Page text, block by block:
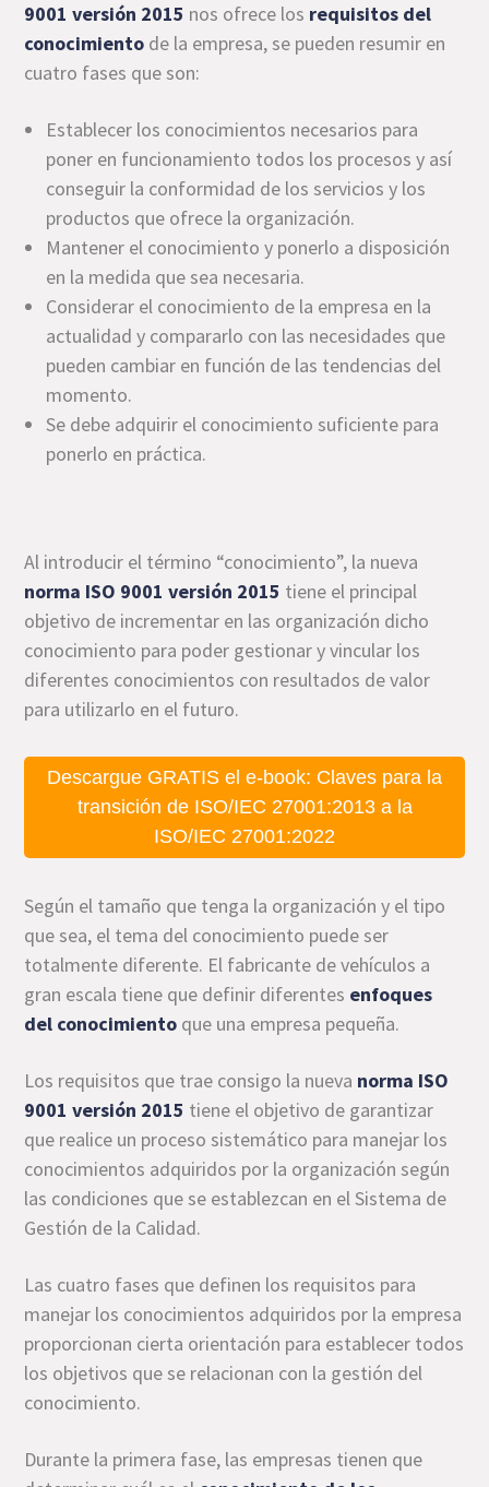
9001 versión 2015 nos ofrece los requisitos del
conocimiento de la empresa, se pueden resumir en
cuatro fases que son:
Establecer los conocimientos necesarios para
poner en funcionamiento todos los procesos y así
conseguir la conformidad de los servicios y los
productos que ofrece la organización.
Mantener el conocimiento y ponerlo a disposición
en la medida que sea necesaria.
Considerar el conocimiento de la empresa en la
actualidad y compararlo con las necesidades que
pueden cambiar en función de las tendencias del
momento.
Se debe adquirir el conocimiento suficiente para
ponerlo en práctica.
Al introducir el término “conocimiento”, la nueva
norma ISO 9001 versión 2015 tiene el principal
objetivo de incrementar en las organización dicho
conocimiento para poder gestionar y vincular los
diferentes conocimientos con resultados de valor
para utilizarlo en el futuro.
Descargue GRATIS el e-book: Claves para la
transición de ISO/IEC 27001:2013 a la
ISO/IEC 27001:2022
Según el tamaño que tenga la organización y el tipo
que sea, el tema del conocimiento puede ser
totalmente diferente. El fabricante de vehículos a
gran escala tiene que definir diferentes enfoques
del conocimiento que una empresa pequeña.
Los requisitos que trae consigo la nueva norma ISO
9001 versión 2015 tiene el objetivo de garantizar
que realice un proceso sistemático para manejar los
conocimientos adquiridos por la organización según
las condiciones que se establezcan en el Sistema de
Gestión de la Calidad.
Las cuatro fases que definen los requisitos para
manejar los conocimientos adquiridos por la empresa
proporcionan cierta orientación para establecer todos
los objetivos que se relacionan con la gestión del
conocimiento.
Durante la primera fase, las empresas tienen que